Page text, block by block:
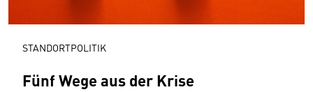
STANDORTPOLITIK
Fünf Wege aus der Krise